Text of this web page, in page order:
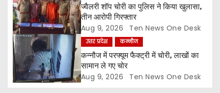
o
n
ज्वैलरी शॉप चोरी का पुलिस ने किया खुलासा,
तीन आरोपी गिरफ्तार
Aug 9, 2026 Ten News One Desk
उत्तर प्रदेश कन्नौज
कन्नौज में परफ्यूम फैक्ट्री में चोरी, लाखों का
सामान ले गए चोर
Aug 9, 2026 Ten News One Desk